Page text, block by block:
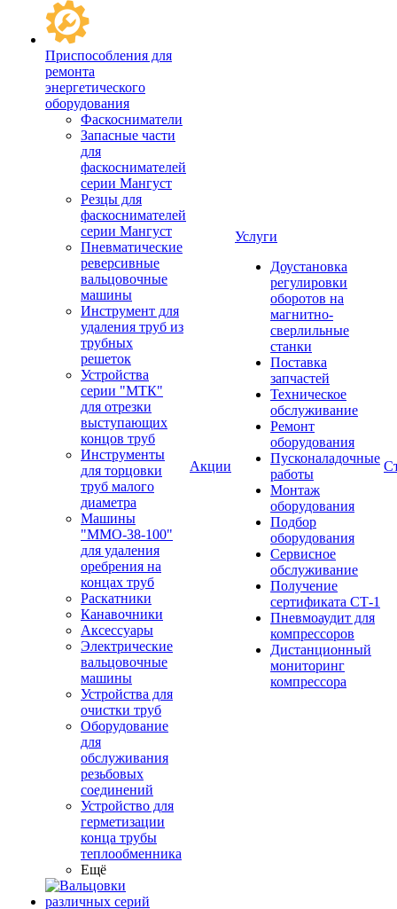
Приспособления для
ремонта
энергетического
оборудования
Фаскосниматели
Запасные части
для
фаскоснимателей
серии Мангуст
Резцы для
фаскоснимателей
серии Мангуст
Пневматические
реверсивные
вальцовочные
машины
Инструмент для
удаления труб из
трубных
решеток
Устройства
серии "МТК"
для отрезки
выступающих
концов труб
Инструменты
для торцовки
труб малого
диаметра
Машины
"ММО-38-100"
для удаления
оребрения на
концах труб
Раскатники
Канавочники
Аксессуары
Электрические
вальцовочные
машины
Устройства для
очистки труб
Оборудование
для
обслуживания
резьбовых
соединений
Устройство для
герметизации
конца трубы
теплообменника
Ещё
Акции
Услуги
Доустановка
регулировки
оборотов на
магнитно-
сверлильные
станки
Поставка
запчастей
Техническое
обслуживание
Ремонт
оборудования
Пусконаладочные
работы
Монтаж
оборудования
Подбор
оборудования
Сервисное
обслуживание
Получение
сертификата СТ-1
Пневмоаудит для
компрессоров
Дистанционный
мониторинг
компрессора